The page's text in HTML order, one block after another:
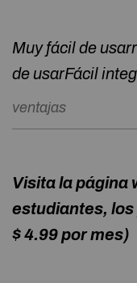
Muy fácil de usar
de usarFácil
ventajas
Visita la página
estudiantes, los
$ 4.99 por mes)